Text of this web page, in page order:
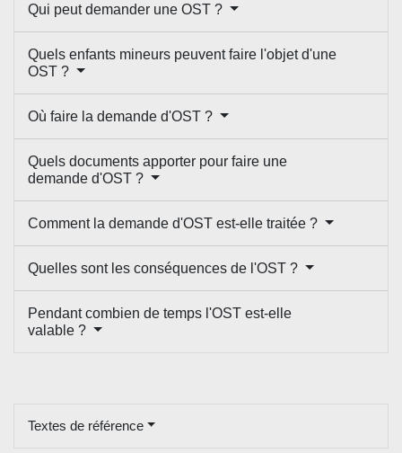
Qui peut demander une OST ?
Quels enfants mineurs peuvent faire l'objet d'une
OST ?
Où faire la demande d'OST ?
Quels documents apporter pour faire une
demande d'OST ?
Comment la demande d'OST est-elle traitée ?
Quelles sont les conséquences de l'OST ?
Pendant combien de temps l'OST est-elle
valable ?
Textes de référence